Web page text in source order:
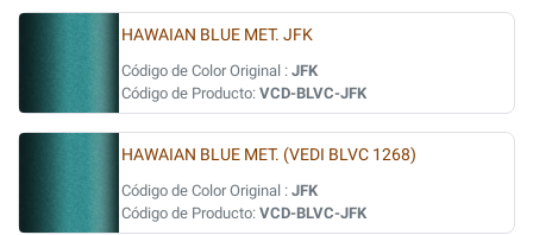
HAWAIAN BLUE MET. JFK
Código de Color Original : JFK
Código de Producto: VCD-BLVC-JFK
HAWAIAN BLUE MET. (VEDI BLVC 1268)
Código de Color Original : JFK
Código de Producto: VCD-BLVC-JFK